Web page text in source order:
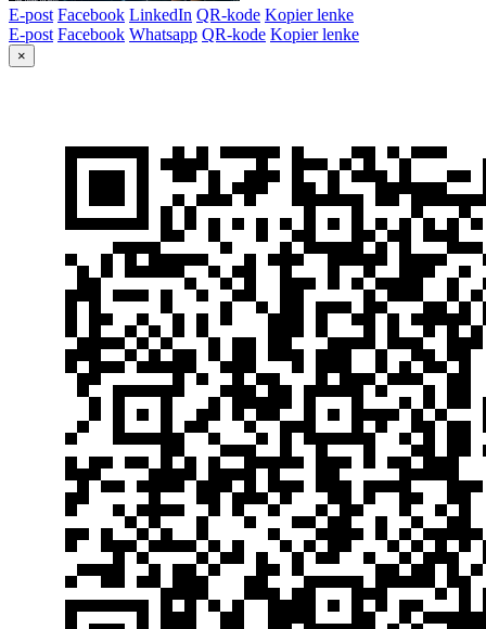
E-post Facebook LinkedIn QR-kode Kopier lenke
E-post Facebook Whatsapp QR-kode Kopier lenke
×